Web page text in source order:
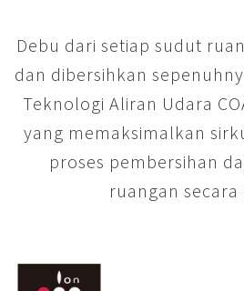
Debu dari setiap sudut
dan dibersihkan
Teknologi Aliran Udara
yang memaksimalkan
proses pembersihan
ruangan secara